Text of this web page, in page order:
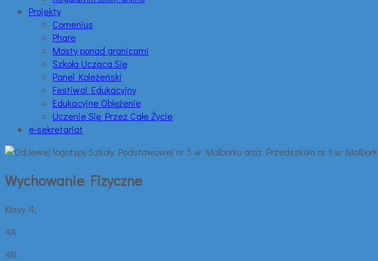
Projekty
Comenius
Phare
Mosty ponad granicami
Szkoła Ucząca Się
Panel Koleżeński
Festiwal Edukacyjny
Edukacyjne Oblężenie
Uczenie Się Przez Całe Życie
e-sekretariat
Wychowanie Fizyczne
Klasy 4:
4A
4B